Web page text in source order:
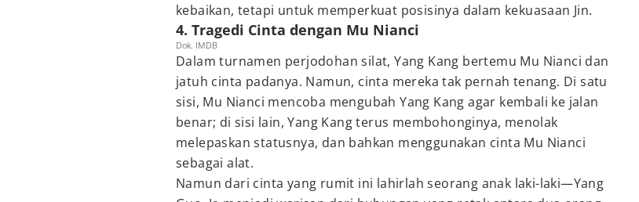
kebaikan, tetapi untuk memperkuat posisinya dalam kekuasaan Jin.
4. Tragedi Cinta dengan Mu Nianci
Dok. IMDB
Dalam turnamen perjodohan silat, Yang Kang bertemu Mu Nianci dan
jatuh cinta padanya. Namun, cinta mereka tak pernah tenang. Di satu
sisi, Mu Nianci mencoba mengubah Yang Kang agar kembali ke jalan
benar; di sisi lain, Yang Kang terus membohonginya, menolak
melepaskan statusnya, dan bahkan menggunakan cinta Mu Nianci
sebagai alat.
Namun dari cinta yang rumit ini lahirlah seorang anak laki-laki—Yang